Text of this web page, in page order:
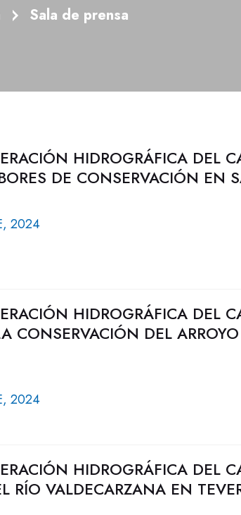
Sala de prensa
HIDROGRÁFICA DEL
DE CONSERVACIÓN EN
2024
HIDROGRÁFICA DEL
CONSERVACIÓN DEL
2024
HIDROGRÁFICA DEL
RÍO VALDECARZANA EN